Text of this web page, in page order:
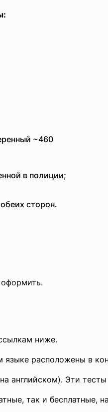
~460
в полиции;
сторон.
ниже.
языке расположены в
английском). Эти
так и бесплатные,